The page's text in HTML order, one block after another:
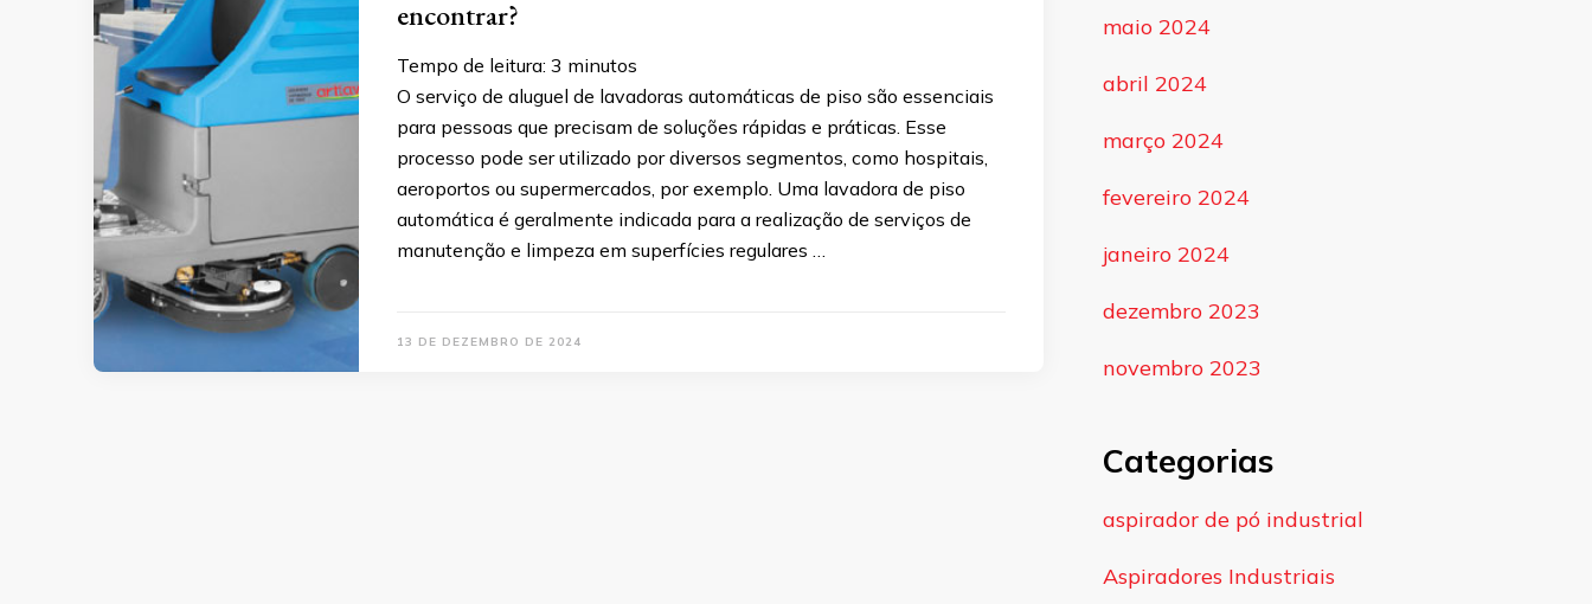
encontrar?
Tempo de leitura: 3 minutos
O serviço de aluguel de lavadoras automáticas de piso são essenciais
para pessoas que precisam de soluções rápidas e práticas. Esse
processo pode ser utilizado por diversos segmentos, como hospitais,
aeroportos ou supermercados, por exemplo. Uma lavadora de piso
automática é geralmente indicada para a realização de serviços de
manutenção e limpeza em superfícies regulares …
13 DE DEZEMBRO DE 2024
maio 2024
abril 2024
março 2024
fevereiro 2024
janeiro 2024
dezembro 2023
novembro 2023
Categorias
aspirador de pó industrial
Aspiradores Industriais